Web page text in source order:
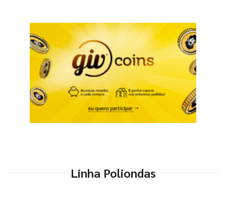
Linha Poliondas